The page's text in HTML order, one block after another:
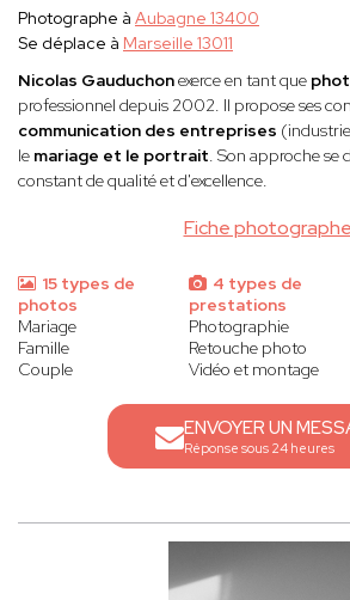
Fiche photographe
Photographe à Aubagne 13400
Se déplace à Marseille 13011
Nicolas Gauduchonexerce en tant que
professionnel depuis 2002. Il propose ses
communication des entreprises
le mariage et le portrait. Son approche se
constant de qualité et d'excellence.
15 types de
photos
Mariage
Famille
Couple
4 types de
prestations
Photographie
Retouche photo
Vidéo et montage
ENVOYER UN
Réponse sous 24 heures